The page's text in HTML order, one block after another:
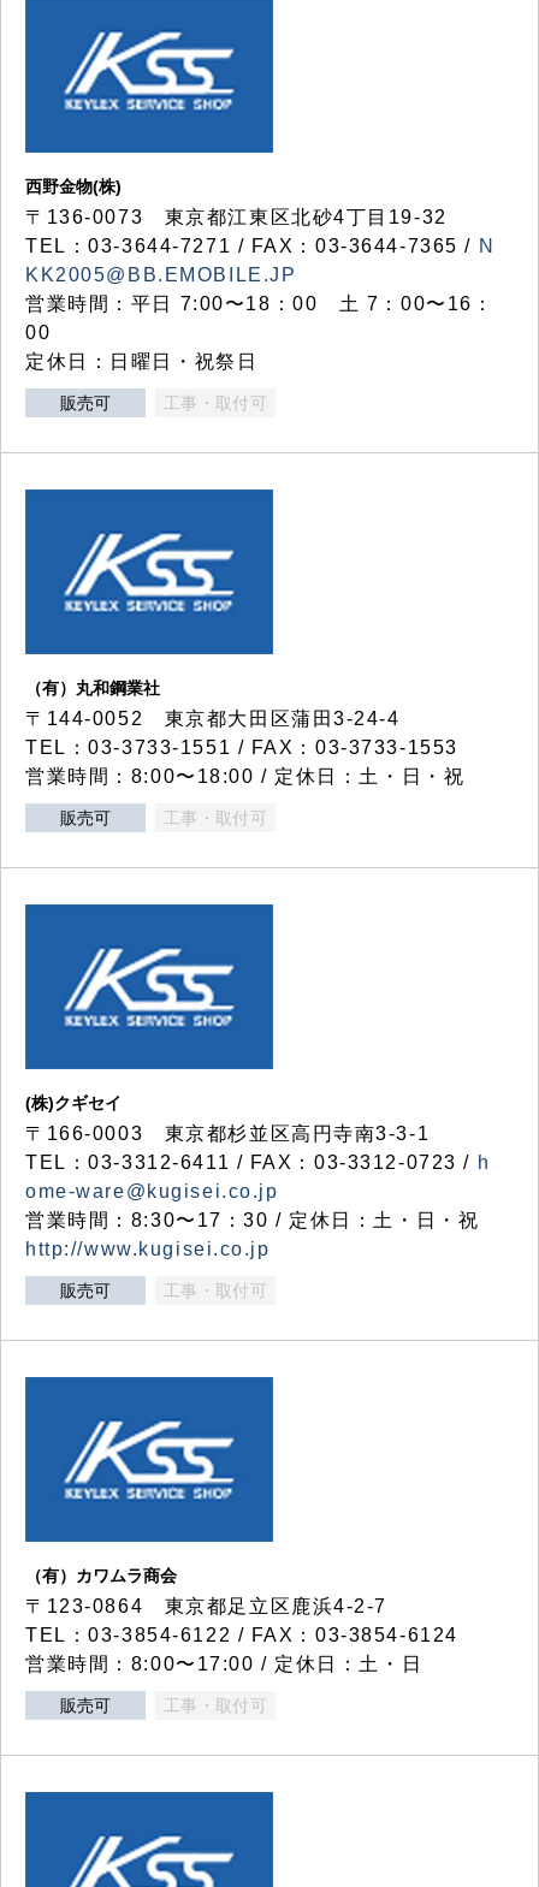
西野金物(株)
〒136-0073 東京都江東区北砂4丁目19-32
TEL：03‐3644‐7271 / FAX：03-3644-7365 / N
KK2005@BB.EMOBILE.JP
営業時間：平日 7:00〜18：00 土 7：00〜16：
00
定休日：日曜日・祝祭日
販売可 工事・取付可
（有）丸和鋼業社
〒144-0052 東京都大田区蒲田3-24-4
TEL：03-3733-1551 / FAX：03-3733-1553
営業時間：8:00〜18:00 / 定休日：土・日・祝
販売可 工事・取付可
(株)クギセイ
〒166-0003 東京都杉並区高円寺南3-3-1
TEL：03-3312-6411 / FAX：03-3312-0723 / h
ome-ware@kugisei.co.jp
営業時間：8:30〜17：30 / 定休日：土・日・祝
http://www.kugisei.co.jp
販売可 工事・取付可
（有）カワムラ商会
〒123-0864 東京都足立区鹿浜4-2-7
TEL：03-3854-6122 / FAX：03-3854-6124
営業時間：8:00〜17:00 / 定休日：土・日
販売可 工事・取付可